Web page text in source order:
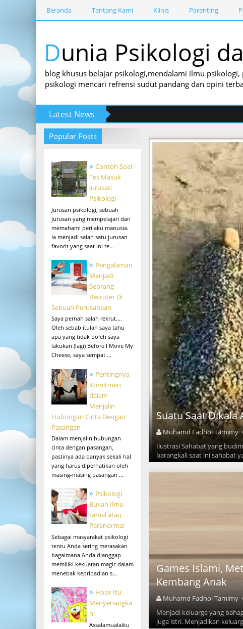
Beranda Tentang Kami Klinis Parenting
Dunia Psikologi
blog khusus belajar psikologi,mendalami ilmu
psikologi mencari refrensi sudut pandang dan opini
Latest News
Popular Posts
Contoh Soal
Tes Masuk
Jurusan
Psikologi
Jurusan psikologi, sebuah
jurusan yang mempelajari dan
memahami perilaku manusia.
Ia menjadi salah satu jurusan
favorit yang saat ini te...
Pengalaman
Menjadi
Seorang
Recruter Di
Sebuah Perusahaan
Saya pernah salah rekrut....
Oleh sebab itulah saya tahu
apa yang tidak boleh saya
lakukan (lagi) Before I Move My
Cheese, saya sempat ...
Pentingnya
Komitmen
dalam
Menjalin
Hubungan Cinta Dengan
Pasangan
Dalam menjalin hubungan
cinta dengan pasangan,
pastinya ada banyak sekali hal
yang harus diperhatikan oleh
masing-masing pasangan ...
Psikologi
Bukan Ilmu
ramal atau
Paranormal
Sebagai masyarakat psikologi
tentu Anda sering merasakan
bagaimana Anda dianggap
memiliki kekuatan magic dalam
menebak kepribadian s...
Hoax Itu
Menyenangka
n!
Assalamualaiku
Suatu Saat Dikala
Muhamd Fadhol Tamimy
Ilustrasi Sahabat yang
barangkali saat ini sahabat
Games Islami,
Kembang Anak
Muhamd Fadhol Tamimy
Menjadi keluarga yang
juga istri. Menjadikan